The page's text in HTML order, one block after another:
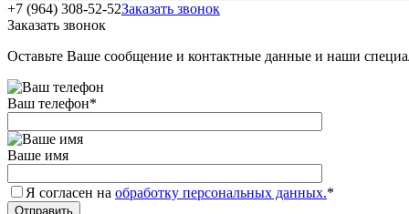
+7 (964) 308-52-52Заказать звонок
Заказать звонок
Оставьте Ваше сообщение и контактные данные и наши
Ваш телефон*
Ваше имя
Я согласен на обработку персональных данных.*